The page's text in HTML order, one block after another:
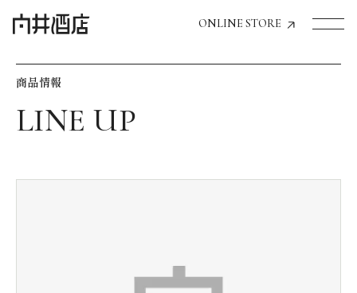
ONLINE STORE
飲食店経営のお客様
お気に入り機能の活用方法
商品情報